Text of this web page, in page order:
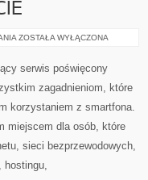
PRAWO
INTERNECIE
ZOSTAŁA WYŁĄCZONA
serwis poświęcony
zagadnieniom, które
korzystaniem z smartfona.
miejscem dla osób, które
sieci bezprzewodowych,
hostingu,